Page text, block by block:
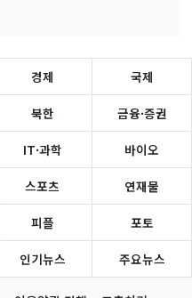
경제 국제
북한 금융·증권
IT·과학 바이오
스포츠 연재물
피플 포토
인기뉴스 주요뉴스